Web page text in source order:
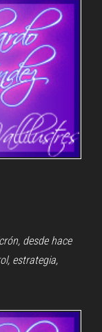
desde hace
estrategia,